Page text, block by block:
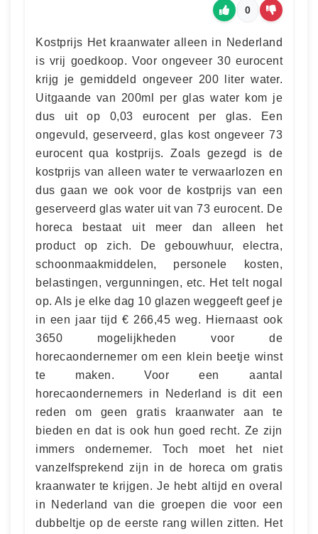
0
Kostprijs Het kraanwater alleen in Nederland
is vrij goedkoop. Voor ongeveer 30 eurocent
krijg je gemiddeld ongeveer 200 liter water.
Uitgaande van 200ml per glas water kom je
dus uit op 0,03 eurocent per glas. Een
ongevuld, geserveerd, glas kost ongeveer 73
eurocent qua kostprijs. Zoals gezegd is de
kostprijs van alleen water te verwaarlozen en
dus gaan we ook voor de kostprijs van een
geserveerd glas water uit van 73 eurocent. De
horeca bestaat uit meer dan alleen het
product op zich. De gebouwhuur, electra,
schoonmaakmiddelen, personele kosten,
belastingen, vergunningen, etc. Het telt nogal
op. Als je elke dag 10 glazen weggeeft geef je
in een jaar tijd € 266,45 weg. Hiernaast ook
3650 mogelijkheden voor de
horecaondernemer om een klein beetje winst
te maken. Voor een aantal
horecaondernemers in Nederland is dit een
reden om geen gratis kraanwater aan te
bieden en dat is ook hun goed recht. Ze zijn
immers ondernemer. Toch moet het niet
vanzelfsprekend zijn in de horeca om gratis
kraanwater te krijgen. Je hebt altijd en overal
in Nederland van die groepen die voor een
dubbeltje op de eerste rang willen zitten. Het